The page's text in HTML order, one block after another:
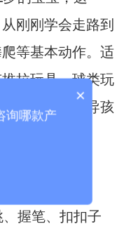
刚刚学会走路到
等基本动作。适
拉玩具、球类玩
间，最好教导孩
握笔、扣扣子
×
询哪款产